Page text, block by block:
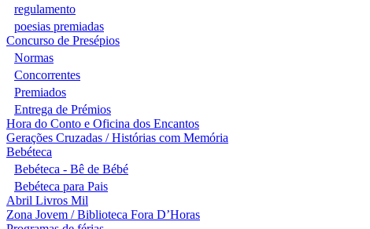
regulamento
poesias premiadas
Concurso de Presépios
Normas
Concorrentes
Premiados
Entrega de Prémios
Hora do Conto e Oficina dos Encantos
Gerações Cruzadas / Histórias com Memória
Bebéteca
Bebéteca - Bê de Bébé
Bebéteca para Pais
Abril Livros Mil
Zona Jovem / Biblioteca Fora D’Horas